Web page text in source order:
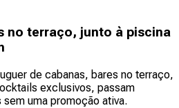
no terraço, junto à piscina
de cabanas, bares no terraço,
exclusivos, passam
uma promoção ativa.